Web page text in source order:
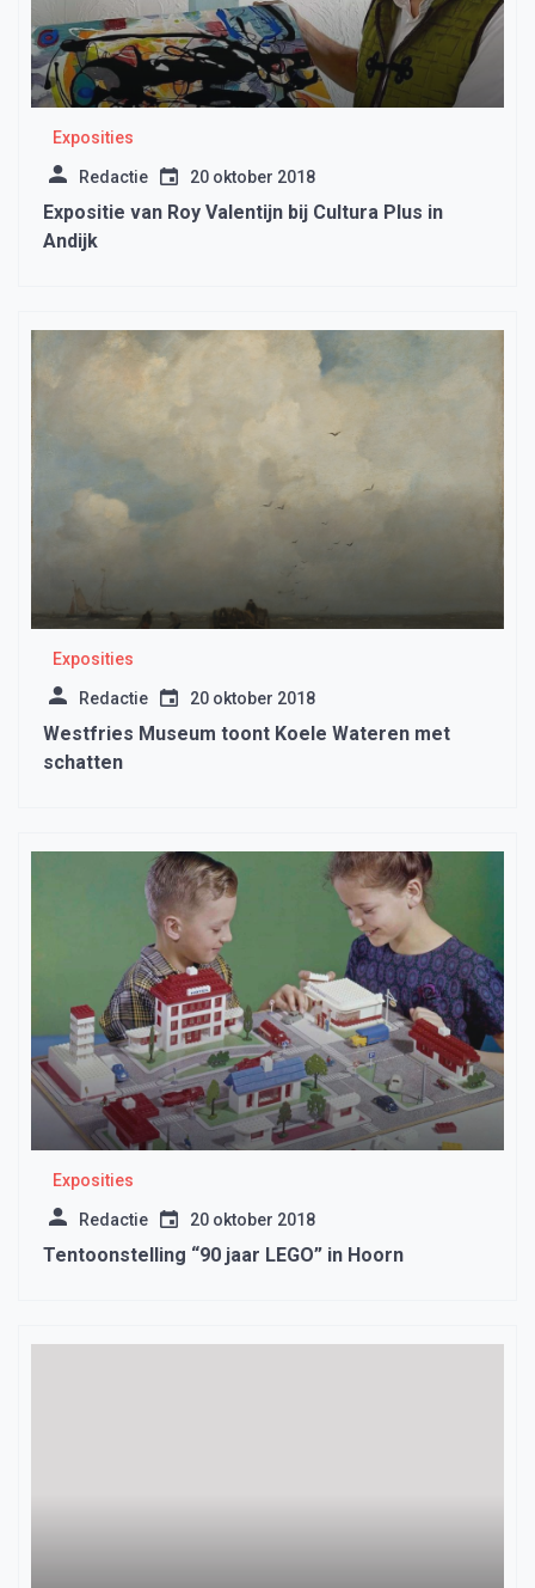
Exposities
Redactie 20 oktober 2018
Expositie van Roy Valentijn bij Cultura Plus in
Andijk
Exposities
Redactie 20 oktober 2018
Westfries Museum toont Koele Wateren met
schatten
Exposities
Redactie 20 oktober 2018
Tentoonstelling “90 jaar LEGO” in Hoorn